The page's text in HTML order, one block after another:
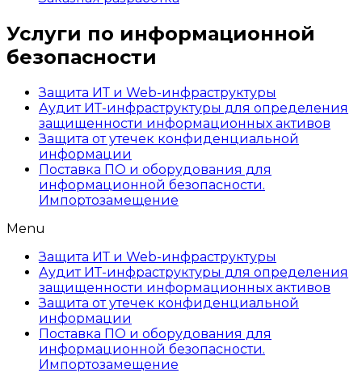
Услуги по информационной
безопасности
Защита ИТ и Web-инфраструктуры
Аудит ИТ-инфраструктуры для определения
защищенности информационных активов
Защита от утечек конфиденциальной
информации
Поставка ПО и оборудования для
информационной безопасности.
Импортозамещение
Menu
Защита ИТ и Web-инфраструктуры
Аудит ИТ-инфраструктуры для определения
защищенности информационных активов
Защита от утечек конфиденциальной
информации
Поставка ПО и оборудования для
информационной безопасности.
Импортозамещение